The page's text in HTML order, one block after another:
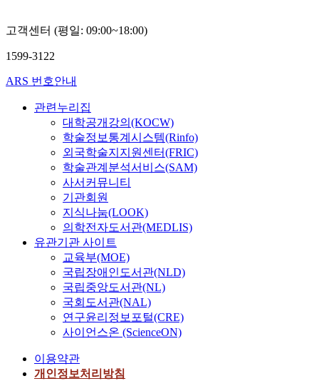
고객센터 (평일: 09:00~18:00)
1599-3122
ARS 번호안내
관련누리집
대학공개강의(KOCW)
학술정보통계시스템(Rinfo)
외국학술지지원센터(FRIC)
학술관계분석서비스(SAM)
사서커뮤니티
기관회원
지식나눔(LOOK)
의학전자도서관(MEDLIS)
유관기관 사이트
교육부(MOE)
국립장애인도서관(NLD)
국립중앙도서관(NL)
국회도서관(NAL)
연구윤리정보포털(CRE)
사이언스온 (ScienceON)
이용약관
개인정보처리방침